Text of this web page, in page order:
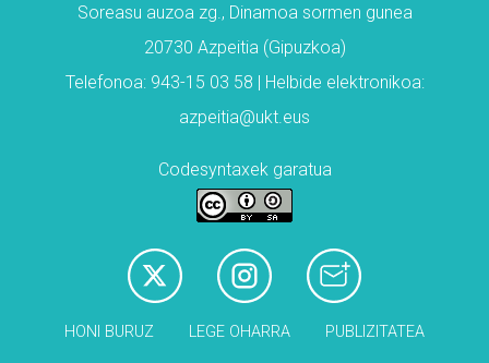
Soreasu auzoa zg., Dinamoa sormen gunea
20730 Azpeitia (Gipuzkoa)
Telefonoa: 943-15 03 58 | Helbide elektronikoa:
azpeitia@ukt.eus
Codesyntaxek garatua
HONI BURUZ LEGE OHARRA PUBLIZITATEA